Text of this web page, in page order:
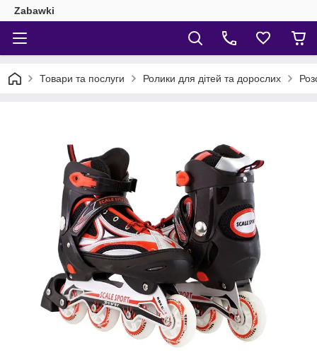
Zabawki
Товари та послуги Ролики для дітей та дорослих